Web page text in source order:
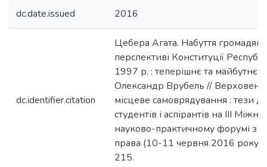
dc.date.issued 2016
dc.identifier.citation
Цебера Агата. Набуття
перспективі Конституції
1997 р. : теперішнє та майбутнє
Олександр Врубель //
місцеве самоврядування : тези
студентів і аспірантів на ІІІ
науково-практичному форумі з
права (10-11 червня 2016
215.